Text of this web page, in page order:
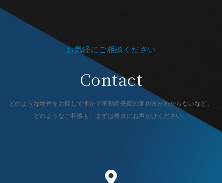
お気軽にご相談ください
Contact
どのような物件をお探しですか？不動産売買の進め方がわからないなど、
どのようなご相談も、まずは優京にお声がけください。